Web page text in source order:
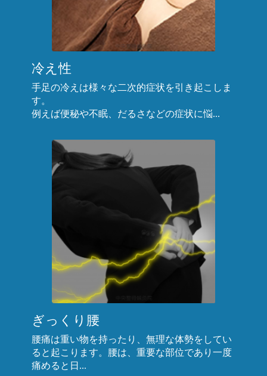
冷え性
手足の冷えは様々な二次的症状を引き起こしま
す。
例えば便秘や不眠、だるさなどの症状に悩...
ぎっくり腰
腰痛は重い物を持ったり、無理な体勢をしてい
ると起こります。腰は、重要な部位であり一度
痛めると日...